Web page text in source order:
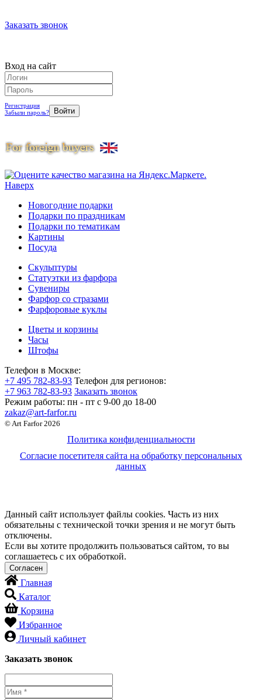
Заказать звонок
Вход на сайт
Регистрация
Забыли пароль?
Наверх
Новогодние подарки
Подарки по праздникам
Подарки по тематикам
Картины
Посуда
Скульптуры
Статуэтки из фарфора
Сувениры
Фарфор со стразами
Фарфоровые куклы
Цветы и корзины
Часы
Штофы
Телефон в Москве:
+7 495 782-83-93 Телефон для регионов:
+7 963 782-83-93 Заказать звонок
Режим работы: пн - пт c 9-00 до 18-00
zakaz@art-farfor.ru
© Art Farfor 2026
Политика конфиденциальности
Согласие посетителя сайта на обработку персональных
данных
Данный сайт использует файлы cookies. Часть из них
обязательны с технической точки зрения и не могут быть
отключены.
Если вы хотите продолжить пользоваться сайтом, то вы
соглашаетесь с их обработкой.
Главная
Каталог
Корзина
Избранное
Личный кабинет
Заказать звонок